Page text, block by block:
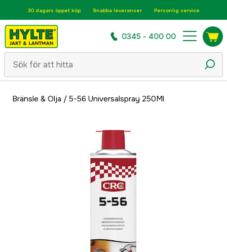
30 dagars öppet köp Snabba leveranser Personlig service
0345 - 400 00
Bränsle & Olja / 5-56 Universalspray 250Ml